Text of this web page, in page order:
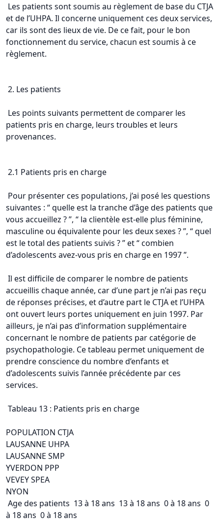
Les patients sont soumis au règlement de base du CTJA
et de l’UHPA. Il concerne uniquement ces deux services,
car ils sont des lieux de vie. De ce fait, pour le bon
fonctionnement du service, chacun est soumis à ce
règlement.
2. Les patients
Les points suivants permettent de comparer les
patients pris en charge, leurs troubles et leurs
provenances.
2.1 Patients pris en charge
Pour présenter ces populations, j’ai posé les questions
suivantes : “ quelle est la tranche d’âge des patients que
vous accueillez ? ”, “ la clientèle est-elle plus féminine,
masculine ou équivalente pour les deux sexes ? ”, “ quel
est le total des patients suivis ? ” et “ combien
d’adolescents avez-vous pris en charge en 1997 ”.
Il est difficile de comparer le nombre de patients
accueillis chaque année, car d’une part je n’ai pas reçu
de réponses précises, et d’autre part le CTJA et l’UHPA
ont ouvert leurs portes uniquement en juin 1997. Par
ailleurs, je n’ai pas d’information supplémentaire
concernant le nombre de patients par catégorie de
psychopathologie. Ce tableau permet uniquement de
prendre conscience du nombre d’enfants et
d’adolescents suivis l’année précédente par ces
services.
Tableau 13 : Patients pris en charge
POPULATION CTJA
LAUSANNE UHPA
LAUSANNE SMP
YVERDON PPP
VEVEY SPEA
NYON
Age des patients 13 à 18 ans 13 à 18 ans 0 à 18 ans 0
à 18 ans 0 à 18 ans